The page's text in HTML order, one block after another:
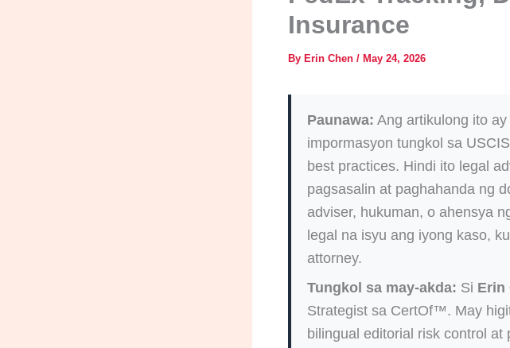
Insurance
By Erin Chen / May 24, 2026
Paunawa: Ang artikulong ito
impormasyon tungkol sa
best practices. Hindi ito legal
pagsasalin at paghahanda ng
adviser, hukuman, o ahensya
legal na isyu ang iyong kaso,
attorney.
Tungkol sa may-akda: Si Erin
Strategist sa CertOf™. May
bilingual editorial risk control